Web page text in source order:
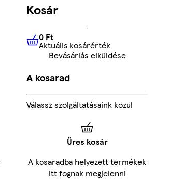
Kosár
0 FtAktuális kosárérték
0 Ft
Aktuális kosárérték
Bevásárlás elküldése
A kosarad
Válassz szolgáltatásaink közül
Üres kosár
A kosaradba helyezett termékek
itt fognak megjelenni